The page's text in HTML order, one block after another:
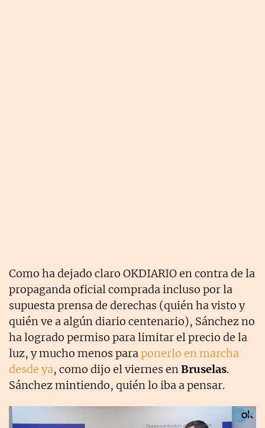
Como ha dejado claro OKDIARIO en contra de la
propaganda oficial comprada incluso por la
supuesta prensa de derechas (quién ha visto y
quién ve a algún diario centenario), Sánchez no
ha logrado permiso para limitar el precio de la
luz, y mucho menos paraponerlo en marcha
desde ya, como dijo el viernes enBruselas.
Sánchez mintiendo, quién lo iba a pensar.